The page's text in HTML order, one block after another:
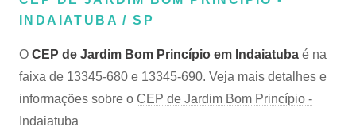
INDAIATUBA / SP
O CEP de Jardim Bom Princípio em Indaiatuba é na
faixa de 13345-680 e 13345-690. Veja mais detalhes e
informações sobre o CEP de Jardim Bom Princípio -
Indaiatuba